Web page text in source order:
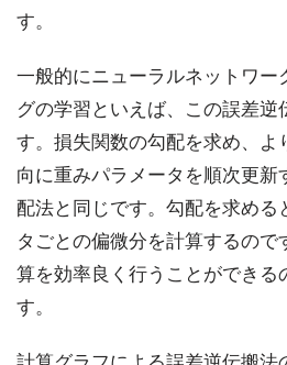
す。
一般的にニューラルネットワー
グの学習といえば、この誤差逆
す。損失関数の勾配を求め、よ
向に重みパラメータを順次更新
配法と同じです。勾配を求める
タごとの偏微分を計算するの
算を効率良く行うことができる
す。